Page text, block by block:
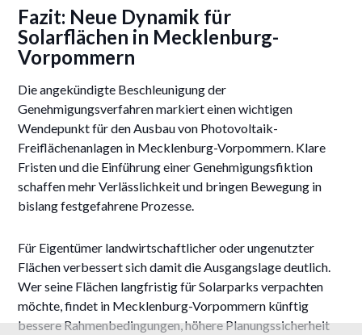
Fazit: Neue Dynamik für
Solarflächen in Mecklenburg-
Vorpommern
Die angekündigte Beschleunigung der
Genehmigungsverfahren markiert einen wichtigen
Wendepunkt für den Ausbau von Photovoltaik-
Freiflächenanlagen in Mecklenburg-Vorpommern. Klare
Fristen und die Einführung einer Genehmigungsfiktion
schaffen mehr Verlässlichkeit und bringen Bewegung in
bislang festgefahrene Prozesse.
Für Eigentümer landwirtschaftlicher oder ungenutzter
Flächen verbessert sich damit die Ausgangslage deutlich.
Wer seine Flächen langfristig für Solarparks verpachten
möchte, findet in Mecklenburg-Vorpommern künftig
bessere Rahmenbedingungen, höhere Planungssicherheit